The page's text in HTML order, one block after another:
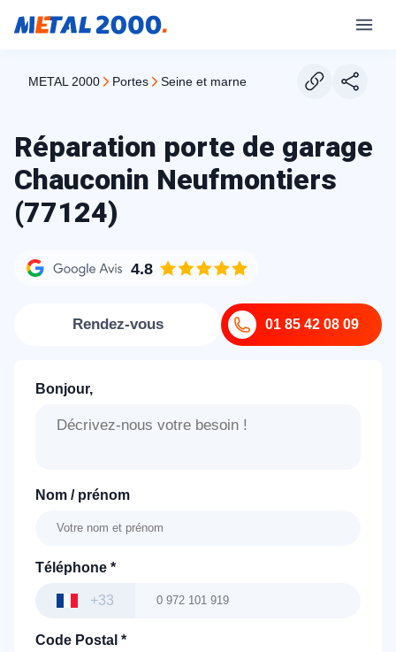
METAL 2000 portes seine et marne
Réparation porte de garage
Chauconin Neufmontiers
(77124)
4.8
01 85 42 08 09
Rendez-vous
Bonjour,
Nom / prénom
Téléphone *
+33
Code Postal *